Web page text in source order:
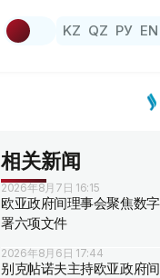
KZ QZ РУ EN
相关新闻
2026年8月7日 16:15
欧亚政府间理事会聚焦数
署六项文件
2026年8月6日 17:44
别克帖诺夫主持欧亚政府